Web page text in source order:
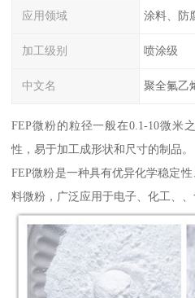
应用领域 涂料、防
加工级别 喷涂级
中文名 聚全氟乙
FEP微粉的粒径一般在0.1-10微米
性，易于加工成形状和尺寸的制品。
FEP微粉是一种具有优异化学稳定
料微粉，广泛应用于电子、化工、、